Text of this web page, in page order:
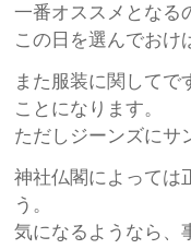
一番オススメとなる
この日を選んでおけ
また服装に関してで
ことになります。
ただしジーンズにサ
神社仏閣によっては
う。
気になるようなら、